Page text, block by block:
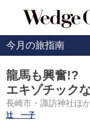
今月の旅指南
龍馬も興奮!?
エキゾチック
長崎市・諏訪神社ほ
辻 一子